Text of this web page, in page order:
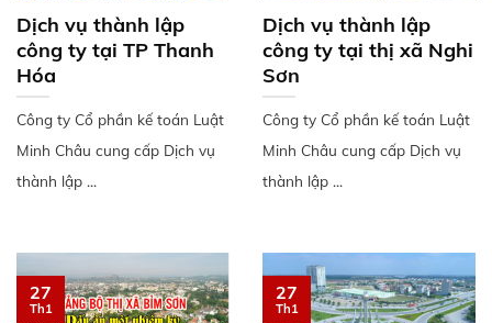
Dịch vụ thành lập
công ty tại TP Thanh
Hóa
Công ty Cổ phần kế toán Luật
Minh Châu cung cấp Dịch vụ
thành lập ...
Dịch vụ thành lập
công ty tại thị xã Nghi
Sơn
Công ty Cổ phần kế toán Luật
Minh Châu cung cấp Dịch vụ
thành lập ...
27
Th1
27
Th1